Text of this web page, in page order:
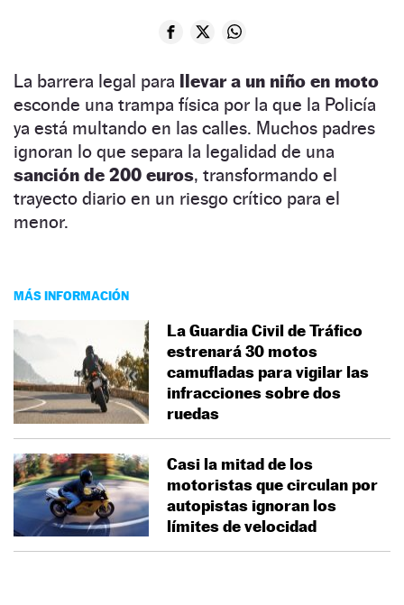
La barrera legal para llevar a un niño en moto
esconde una trampa física por la que la Policía
ya está multando en las calles. Muchos padres
ignoran lo que separa la legalidad de una
sanción de 200 euros, transformando el
trayecto diario en un riesgo crítico para el
menor.
MÁS INFORMACIÓN
La Guardia Civil de Tráfico
estrenará 30 motos
camufladas para vigilar las
infracciones sobre dos
ruedas
Casi la mitad de los
motoristas que circulan por
autopistas ignoran los
límites de velocidad